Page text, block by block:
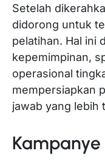
Setelah
didorong untuk
pelatihan. Hal ini
kepemimpinan,
operasional
mempersiapkan
jawab yang lebih